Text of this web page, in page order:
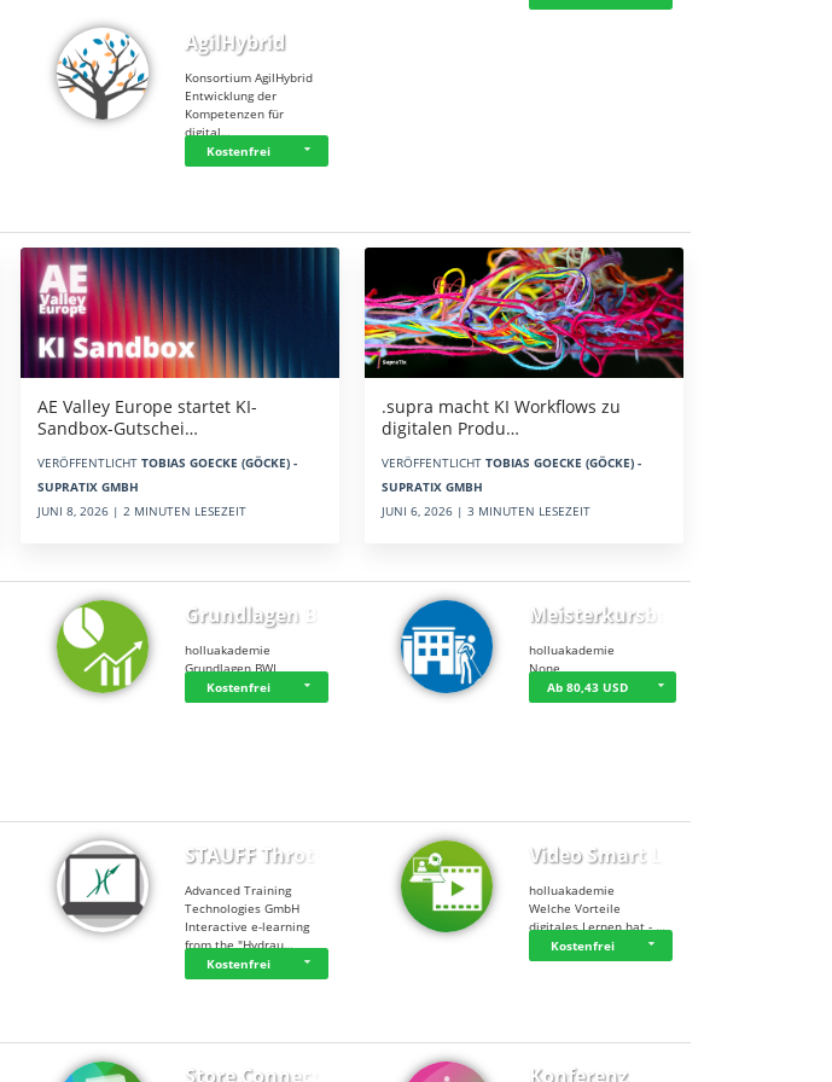
AgilHybrid
Konsortium AgilHybrid
Entwicklung der
Kompetenzen für
digital…
Kostenfrei
AE Valley Europe startet KI-
Sandbox-Gutschei…
VERÖFFENTLICHT TOBIAS GOECKE (GÖCKE) -
SUPRATIX GMBH
JUNI 8, 2026 | 2 MINUTEN LESEZEIT
.supra macht KI Workflows zu
digitalen Produ…
VERÖFFENTLICHT TOBIAS GOECKE (GÖCKE) -
SUPRATIX GMBH
JUNI 6, 2026 | 3 MINUTEN LESEZEIT
Grundlagen BWL
holluakademie
Grundlagen BWL
Kostenfrei
Meisterkursbegl…
holluakademie
None
Ab 80,43 USD
STAUFF Throttle…
Advanced Training
Technologies GmbH
Interactive e-learning
from the "Hydrau…
Kostenfrei
Video Smart Lea…
holluakademie
Welche Vorteile
digitales Lernen hat - …
Kostenfrei
Store Connect Konferenz